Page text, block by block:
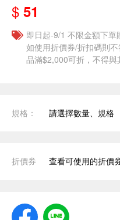
$ 51
即日起-9/1 不限金額下
如使用折價券/折扣碼則
品滿$2,000可折，不得
規格： 請選擇數量、規格
折價券 查看可使用的折價